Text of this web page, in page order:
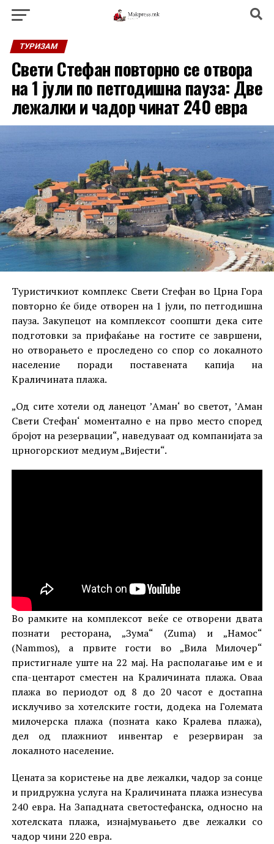
ТУРИЗАМ
Свети Стефан повторно се отвора
на 1 јули по петгодишна пауза: Две
лежалки и чадор чинат 240 евра
Туристичкиот комплекс Свети Стефан во Црна Гора
повторно ќе биде отворен на 1 јули, по петгодишна
пауза. Закупецот на комплексот соопшти дека сите
подготовки за прифаќање на гостите се завршени,
но отворањето е проследено со спор со локалното
население поради поставената капија на
Краличината плажа.
„Од сите хотели од ланецот ’Аман‘ во светот, ’Аман
Свети Стефан‘ моментално е на прво место според
бројот на резервации“, наведуваат од компанијата за
црногорскиот медиум „Вијести“.
Во рамките на комплексот веќе се отворени двата
познати ресторана, „Зума“ (Zuma) и „Намос“
(Nammos), а првите гости во „Вила Милочер“
пристигнале уште на 22 мај. На располагање им е и
спа-центарот сместен на Краличината плажа. Оваа
плажа во периодот од 8 до 20 часот е достапна
исклучиво за хотелските гости, додека на Големата
милочерска плажа (позната како Кралева плажа),
дел од плажниот инвентар е резервиран за
локалното население.
Цената за користење на две лежалки, чадор за сонце
и придружна услуга на Краличината плажа изнесува
240 евра. На Западната светостефанска, односно на
хотелската плажа, изнајмувањето две лежалки со
чадор чини 220 евра.